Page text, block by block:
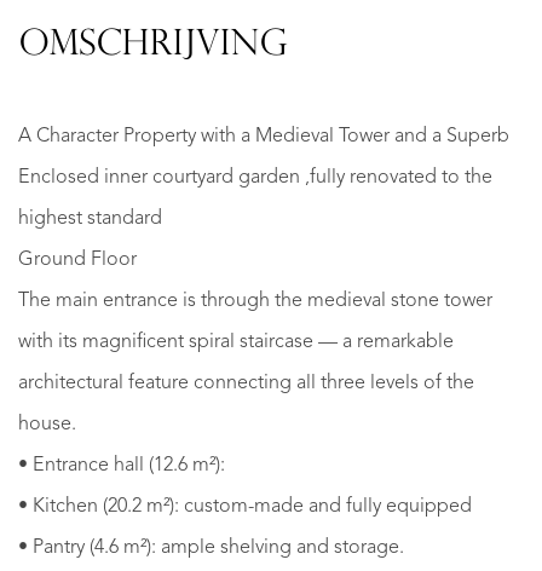
OMSCHRIJVING
A Character Property with a Medieval Tower and a Superb
Enclosed inner courtyard garden ,fully renovated to the
highest standard
Ground Floor
The main entrance is through the medieval stone tower
with its magnificent spiral staircase — a remarkable
architectural feature connecting all three levels of the
house.
• Entrance hall (12.6 m²):
• Kitchen (20.2 m²): custom-made and fully equipped
• Pantry (4.6 m²): ample shelving and storage.